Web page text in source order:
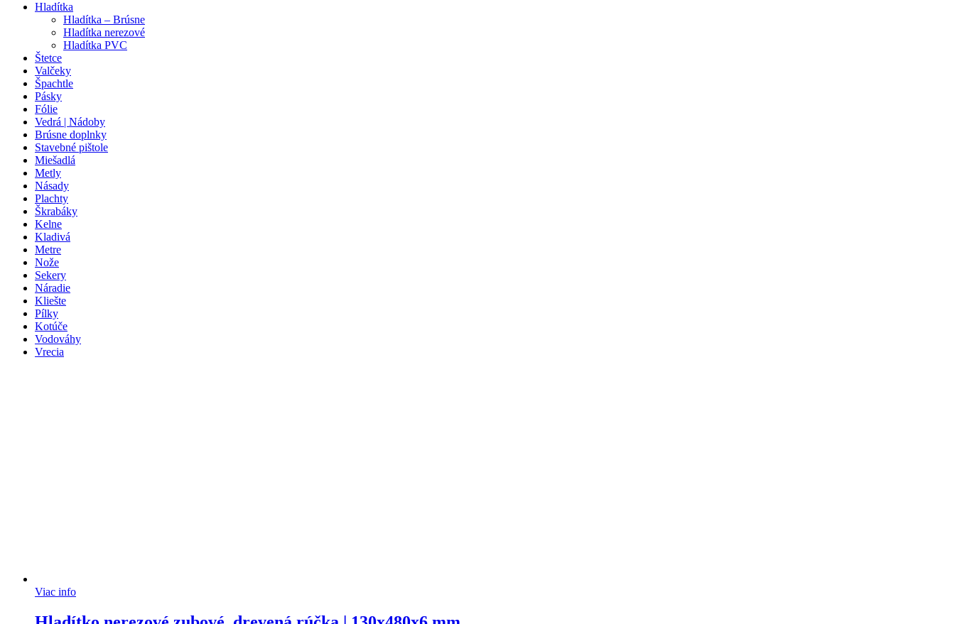
Hladítka
Hladítka – Brúsne
Hladítka nerezové
Hladítka PVC
Štetce
Valčeky
Špachtle
Pásky
Fólie
Vedrá | Nádoby
Brúsne doplnky
Stavebné pištole
Miešadlá
Metly
Násady
Plachty
Škrabáky
Kelne
Kladivá
Metre
Nože
Sekery
Náradie
Kliešte
Pílky
Kotúče
Vodováhy
Vrecia
Viac info